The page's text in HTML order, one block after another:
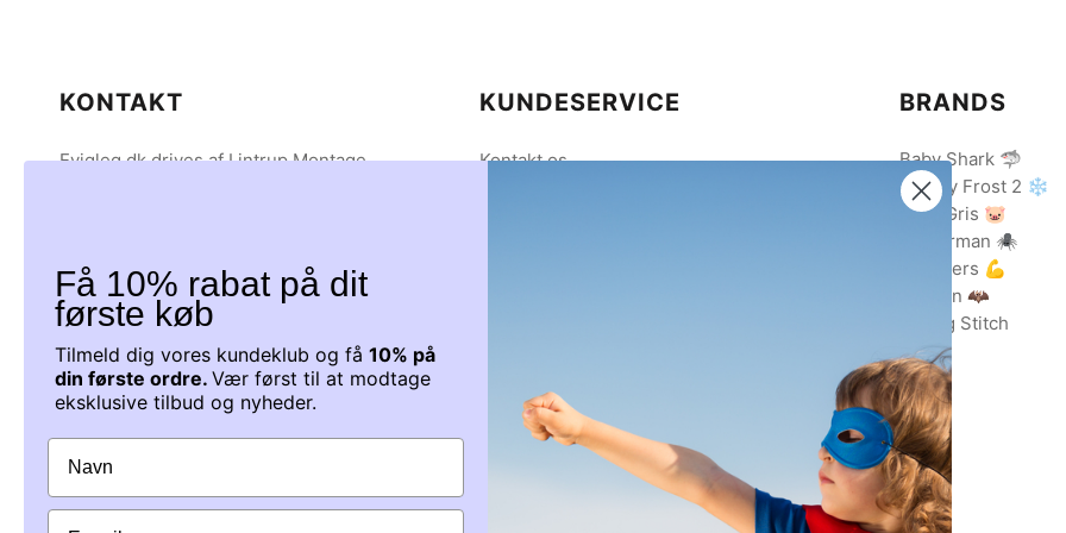
KONTAKT
Evigleg.dk drives af Lintrup Montage
6630 Rødding
Tlf: 61 40 40 19
Mail: info@evigleg.dk
Du kan kontakte os på tlf.: 61404019
Mandag - Torsdag 9-15 Fredag 9-12
Eller på mail Info@evigleg.dk, som vi
besvarer inden for 24
KUNDESERVICE
Kontakt os
Fødevarestyrelsen
BRANDS
Baby Shark 🦈
Disney Frost 2 ❄️
Gurli Gris 🐷
Spiderman 🕷️
Avengers 💪
Batman 🦇
Lilo og Stitch
Få 10% rabat på dit
første køb
Tilmeld dig vores kundeklub og få 10% på
din første ordre. Vær først til at modtage
eksklusive tilbud og nyheder.